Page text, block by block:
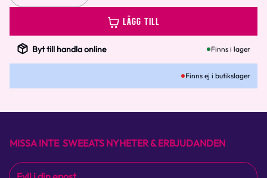
LÄGG TILL
Byt till handla online Finns i lager
Finns ej i butikslager
MISSA INTE SWEEATS NYHETER & ERBJUDANDEN